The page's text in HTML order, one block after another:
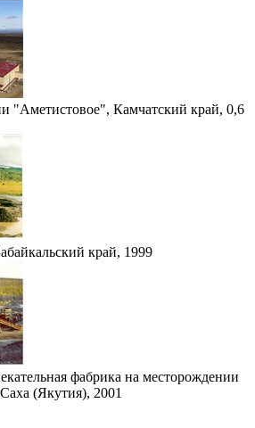
"Аметистовое", Камчатский край, 0,6
край, 1999
фабрика на месторождении
(Якутия), 2001